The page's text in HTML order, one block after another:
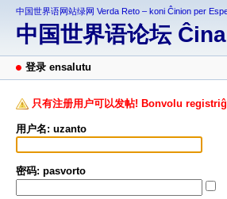
中国世界语网站绿网 Verda Reto – koni Ĉinion per
中国世界语论坛
登录 ensalutu
只有注册用户可以发帖! Bonvolu
用户名: uzanto
密码: pasvorto